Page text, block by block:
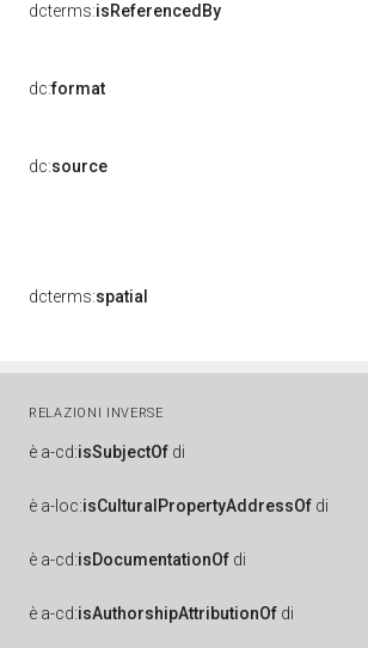
dcterms:isReferencedBy
dc:format
dc:source
dcterms:spatial
RELAZIONI INVERSE
è a-cd:isSubjectOf di
è a-loc:isCulturalPropertyAddressOf di
è a-cd:isDocumentationOf di
è a-cd:isAuthorshipAttributionOf di